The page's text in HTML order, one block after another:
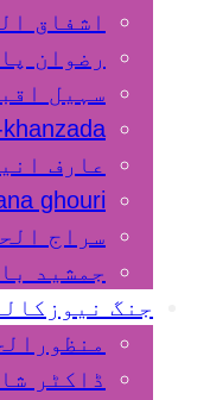
اشفاق
رضوان
سہیل
عارف
ghouri
سراج
جمشید
جنگ
ڈاکٹر